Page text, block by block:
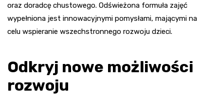
oraz doradcę chustowego. Odświeżona formuła zajęć
wypełniona jest innowacyjnymi pomysłami, mającymi na
celu wspieranie wszechstronnego rozwoju dzieci.
Odkryj nowe możliwości
rozwoju